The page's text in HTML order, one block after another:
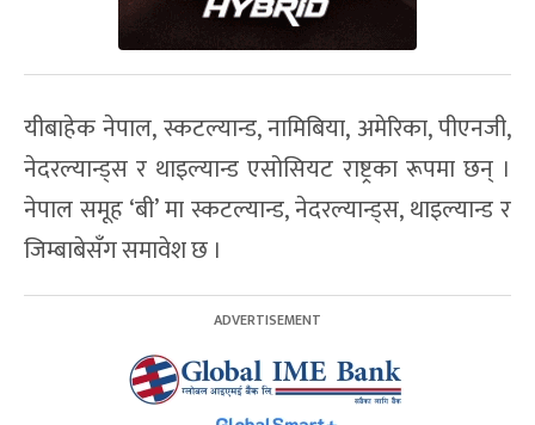
यीबाहेक नेपाल, स्कटल्यान्ड, नामिबिया, अमेरिका, पीएनजी,
नेदरल्यान्ड्स र थाइल्यान्ड एसोसियट राष्ट्रका रूपमा छन् ।
नेपाल समूह ‘बी’ मा स्कटल्यान्ड, नेदरल्यान्ड्स, थाइल्यान्ड र
जिम्बाबेसँग समावेश छ ।